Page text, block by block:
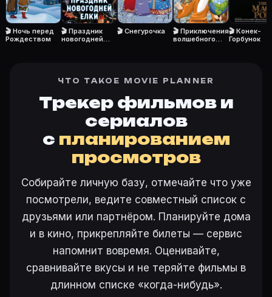
🎬 Ночь перед
Рождеством
🎬 Праздник
новогодней
🎬 Снегурочка
🎬 Приключения
волшебного
🎬 Конек-
Горбунок
ЧТО ТАКОЕ MOVIE PLANNER
Трекер фильмов и
сериалов
с планированием
просмотров
Собирайте личную базу, отмечайте что уже
посмотрели, ведите совместный список с
друзьями или партнёром. Планируйте дома
и в кино, прикрепляйте билеты — сервис
напомнит вовремя. Оценивайте,
сравнивайте вкусы и не теряйте фильмы в
длинном списке «когда-нибудь».